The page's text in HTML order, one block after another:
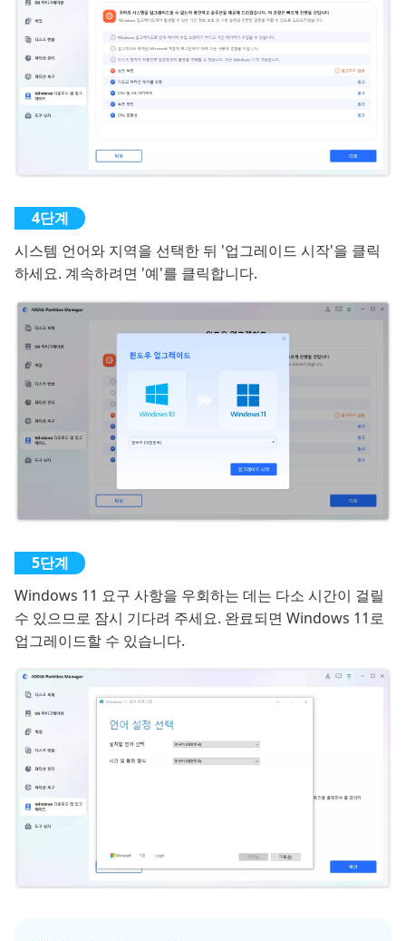
시스템 언어와 지역을 선택한 뒤 '업그레이드 시작'을 클릭
하세요. 계속하려면 '예'를 클릭합니다.
Windows 11 요구 사항을 우회하는 데는 다소 시간이 걸릴
수 있으므로 잠시 기다려 주세요. 완료되면 Windows 11로
업그레이드할 수 있습니다.